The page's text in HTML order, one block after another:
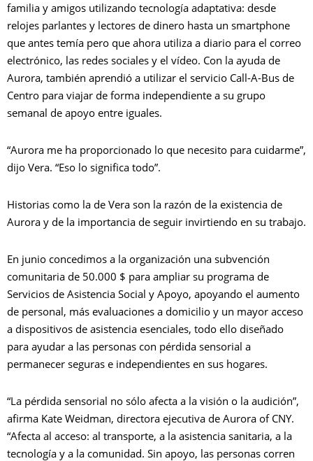
familia y amigos utilizando tecnología adaptativa: desde
relojes parlantes y lectores de dinero hasta un smartphone
que antes temía pero que ahora utiliza a diario para el correo
electrónico, las redes sociales y el vídeo. Con la ayuda de
Aurora, también aprendió a utilizar el servicio Call-A-Bus de
Centro para viajar de forma independiente a su grupo
semanal de apoyo entre iguales.
“Aurora me ha proporcionado lo que necesito para cuidarme”,
dijo Vera. “Eso lo significa todo”.
Historias como la de Vera son la razón de la existencia de
Aurora y de la importancia de seguir invirtiendo en su trabajo.
En junio concedimos a la organización una subvención
comunitaria de 50.000 $ para ampliar su programa de
Servicios de Asistencia Social y Apoyo, apoyando el aumento
de personal, más evaluaciones a domicilio y un mayor acceso
a dispositivos de asistencia esenciales, todo ello diseñado
para ayudar a las personas con pérdida sensorial a
permanecer seguras e independientes en sus hogares.
“La pérdida sensorial no sólo afecta a la visión o la audición”,
afirma Kate Weidman, directora ejecutiva de Aurora of CNY.
“Afecta al acceso: al transporte, a la asistencia sanitaria, a la
tecnología y a la comunidad. Sin apoyo, las personas corren